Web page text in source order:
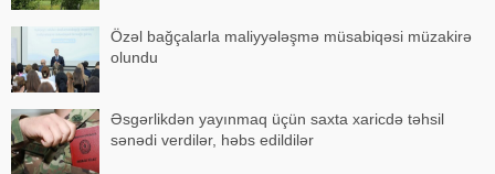
Özəl bağçalarla maliyyələşmə müsabiqəsi müzakirə
olundu
Əsgərlikdən yayınmaq üçün saxta xaricdə təhsil
sənədi verdilər, həbs edildilər